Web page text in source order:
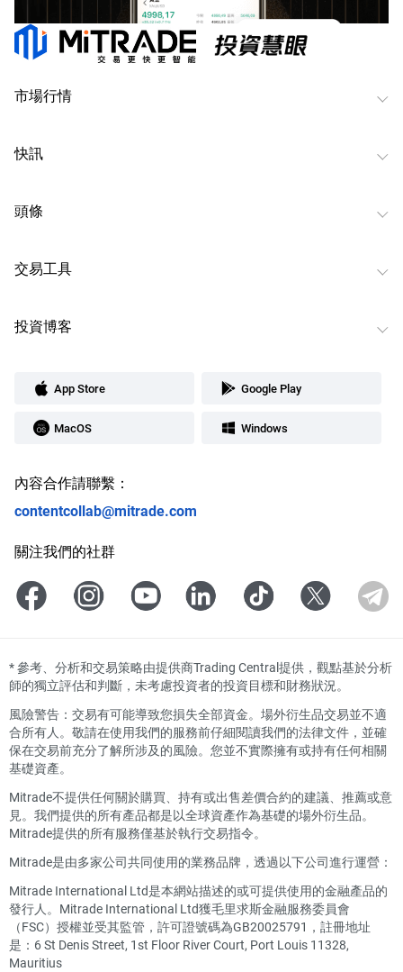
市場行情
快訊
頭條
交易工具
投資博客
App Store Google Play
MacOS Windows
內容合作請聯繫：
contentcollab@mitrade.com
關注我們的社群
*參考、分析和交易策略由提供商Trading Central提供，觀點基於分析
師的獨立評估和判斷，未考慮投資者的投資目標和財務狀況。
風險警告：交易有可能導致您損失全部資金。場外衍生品交易並不適
合所有人。敬請在使用我們的服務前仔細閱讀我們的法律文件，並確
保在交易前充分了解所涉及的風險。您並不實際擁有或持有任何相關
基礎資產。
Mitrade不提供任何關於購買、持有或出售差價合約的建議、推薦或意
見。我們提供的所有產品都是以全球資產作為基礎的場外衍生品。
Mitrade提供的所有服務僅基於執行交易指令。
Mitrade是由多家公司共同使用的業務品牌，透過以下公司進行運營：
Mitrade International Ltd是本網站描述的或可提供使用的金融產品的
發行人。Mitrade International Ltd獲毛里求斯金融服務委員會
（FSC）授權並受其監管，許可證號碼為GB20025791，註冊地址
是：6 St Denis Street, 1st Floor River Court, Port Louis 11328,
Mauritius